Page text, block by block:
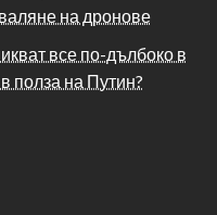
на дронове
все по-дълбоко в
полза на Путин?